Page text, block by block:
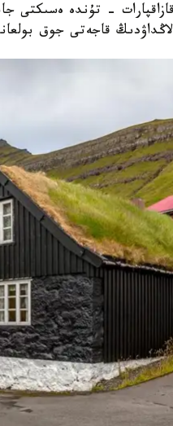
- تۇندە ەسىكتى
قاجەتى جوق